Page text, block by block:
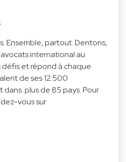
Ensemble, partout. Dentons,
international au
et répond à chaque
de ses 12.500
plus de 85 pays. Pour
vous sur